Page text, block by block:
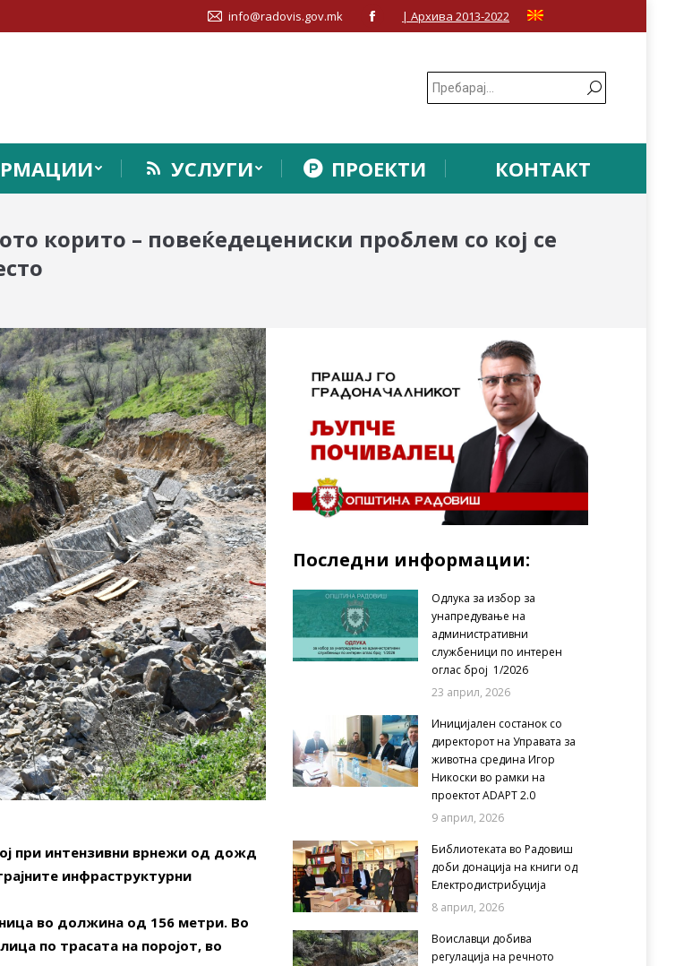
info@radovis.gov.mk
Facebook
window
| Архива 2013-2022
УСЛУГИ ПРОЕКТИ КОНТАКТ
корито – повеќедецениски проблем со кој се
при интензивни врнежи од дожд
инфраструктурни
во должина од 156 метри. Во
по трасата на поројот, во
Последни информации:
Одлука за избор за
унапредување на
административни
службеници по интерен
оглас број 1/2026
23 април, 2026
Иницијален состанок со
директорот на Управата за
животна средина Игор
Никоски во рамки на
проектот ADAPT 2.0
9 април, 2026
Библиотеката во Радовиш
доби донација на книги од
Електродистрибуција
8 април, 2026
Воиславци добива
регулација на речното